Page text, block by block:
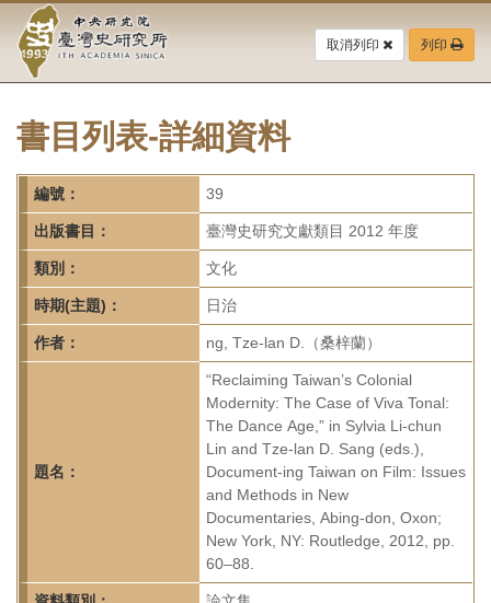
要
中
央
研
究
院-
臺
灣
史
研
首
取消列印 列印
書目列表-詳細資料
編號： 39
出版書目： 臺灣史研究文獻類目 2012 年度
類別： 文化
時期(主題)： 日治
作者： ng, Tze-lan D.（桑梓蘭）
題名：
“Reclaiming Taiwan’s Colonial
Modernity: The Case of Viva Tonal:
The Dance Age,” in Sylvia Li-chun
Lin and Tze-lan D. Sang (eds.),
Document-ing Taiwan on Film: Issues
and Methods in New
Documentaries, Abing-don, Oxon;
New York, NY: Routledge, 2012, pp.
60–88.